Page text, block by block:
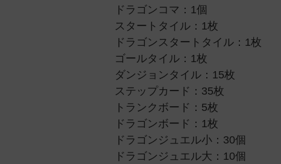
ドラゴンコマ：1個
スタートタイル：1枚
ドラゴンスタートタイル：1枚
ゴールタイル：1枚
ダンジョンタイル：15枚
ステップカード：35枚
トランクボード：5枚
ドラゴンボード：1枚
ドラゴンジュエル小：30個
ドラゴンジュエル大：10個